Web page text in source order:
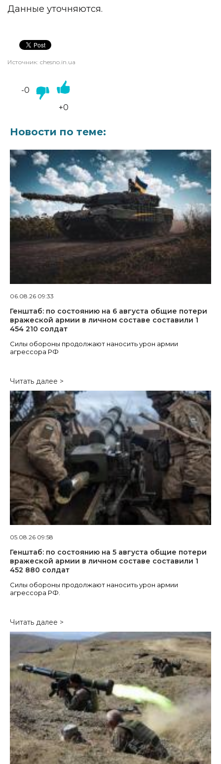
Данные уточняются.
Источник: chesno.in.ua
-0
+0
Новости по теме:
06.08.26 09:33
Генштаб: по состоянию на 6 августа общие потери
вражеской армии в личном составе составили 1
454 210 солдат
Силы обороны продолжают наносить урон армии
агрессора РФ
Читать далее >
05.08.26 09:58
Генштаб: по состоянию на 5 августа общие потери
вражеской армии в личном составе составили 1
452 880 солдат
Силы обороны продолжают наносить урон армии
агрессора РФ.
Читать далее >